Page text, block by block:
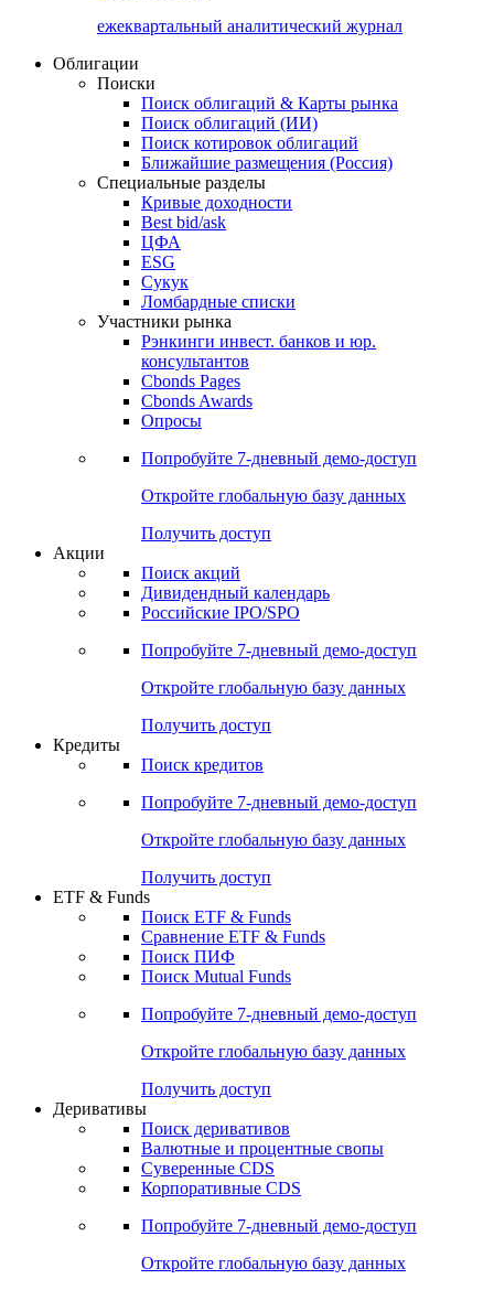
ежеквартальный аналитический журнал
Облигации
Поиски
Поиск облигаций & Карты рынка
Поиск облигаций (ИИ)
Поиск котировок облигаций
Ближайшие размещения (Россия)
Специальные разделы
Кривые доходности
Best bid/ask
ЦФА
ESG
Сукук
Ломбардные списки
Участники рынка
Рэнкинги инвест. банков и юр.
консультантов
Cbonds Pages
Cbonds Awards
Опросы
Попробуйте 7-дневный демо-доступ
Откройте глобальную базу данных
Получить доступ
Акции
Поиск акций
Дивидендный календарь
Российские IPO/SPO
Попробуйте 7-дневный демо-доступ
Откройте глобальную базу данных
Получить доступ
Кредиты
Поиск кредитов
Попробуйте 7-дневный демо-доступ
Откройте глобальную базу данных
Получить доступ
ETF & Funds
Поиск ETF & Funds
Сравнение ETF & Funds
Поиск ПИФ
Поиск Mutual Funds
Попробуйте 7-дневный демо-доступ
Откройте глобальную базу данных
Получить доступ
Деривативы
Поиск деривативов
Валютные и процентные свопы
Суверенные CDS
Корпоративные CDS
Попробуйте 7-дневный демо-доступ
Откройте глобальную базу данных